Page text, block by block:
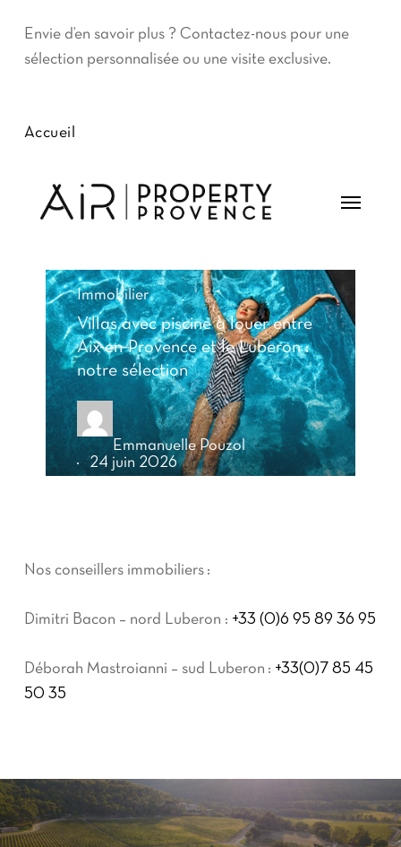
Envie d’en savoir plus ? Contactez-nous pour une
sélection personnalisée ou une visite exclusive.
Accueil
Nos conseillers immobiliers :
Dimitri Bacon – nord Luberon : +33 (0)6 95 89 36 95
Déborah Mastroianni – sud Luberon : +33(0)7 85 45
50 35